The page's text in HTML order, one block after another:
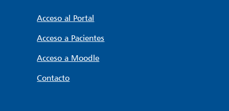
Acceso al Portal
Acceso a Pacientes
Acceso a Moodle
Contacto